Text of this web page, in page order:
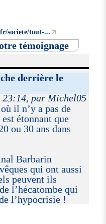
societe/tout-...
témoignage
derrière le
23:14, par Michel05
il n’y a pas de
étonnant que
ou 30 ans dans
Barbarin
qui ont aussi
peuvent ils
l’hécatombe qui
l’hypocrisie !